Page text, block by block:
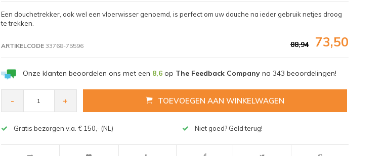
Een douchetrekker, ook wel een vloerwisser genoemd, is perfect om uw douche na ieder gebruik netjes droog
te trekken.
ARTIKELCODE33768-75596 88,94 73,50
Onze klanten beoordelen ons met een 8,6op The Feedback Companyna 343 beoordelingen!
- + TOEVOEGEN AAN WINKELWAGEN
Gratis bezorgen v.a. € 150,- (NL) Niet goed? Geld terug!